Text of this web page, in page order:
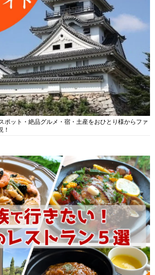
ポット・絶品グルメ・宿・土産をおひとり様からファ
！